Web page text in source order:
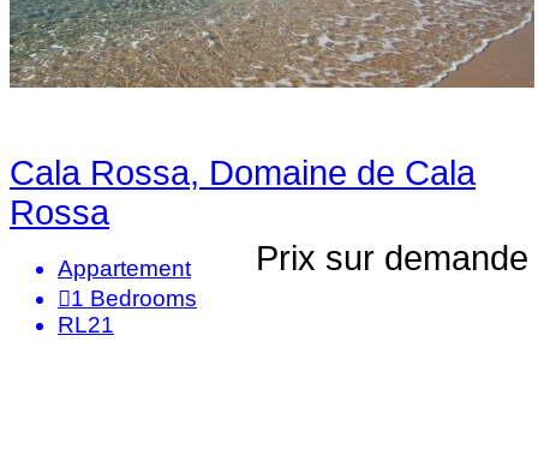
Cala Rossa, Domaine de Cala
Rossa
Prix sur demande
Appartement
1 Bedrooms
RL21